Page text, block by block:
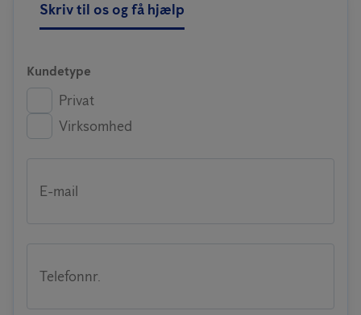
Skriv til os og få hjælp
Kundetype
Privat
Virksomhed
E-mail
Telefonnr.